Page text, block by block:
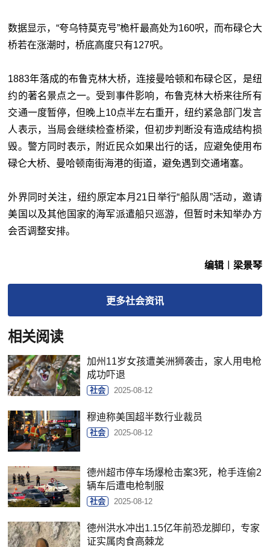
数据显示，“夸乌特莫克号”桅杆最高处为160呎，而布碌仑大
桥若在涨潮时，桥底高度只有127呎。
1883年落成的布鲁克林大桥，连接曼哈顿和布碌仑区，是纽
约的著名景点之一。受到事件影响， 布鲁克林大桥来往所有
交通一度暂停，但晚上10点半左右重开，纽约紧急部门发言
人表示，当局会继续检查桥梁，但初步判断没有造成结构损
毁。警方同时表示，附近民众如果出行的话，应避免使用布
碌仑大桥、曼哈顿南街海港的街道，避免遇到交通堵塞。
外界同时关注，纽约原定本月21日举行“船队周”活动，邀请
美国以及其他国家的海军派遣船只巡游，但暂时未知举办方
会否调整安排。
编辑︱梁景琴
更多社会资讯
相关阅读
加州11岁女孩遭美洲狮袭击，家人用电枪
成功吓退
社会 2025-08-12
穆迪称美国超半数行业裁员
社会 2025-08-12
德州超市停车场爆枪击案3死，枪手连偷2
辆车后遭电枪制服
社会 2025-08-12
德州洪水冲出1.15亿年前恐龙脚印，专家
证实属肉食高棘龙